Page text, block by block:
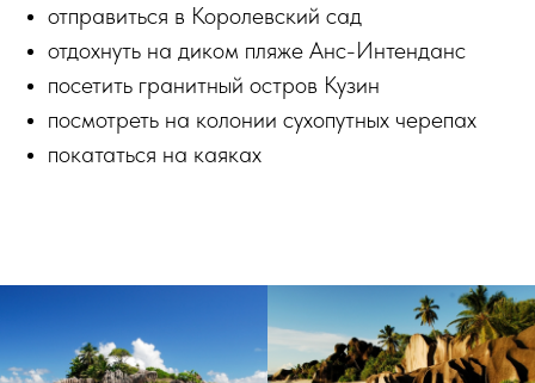
отправиться в Королевский сад
отдохнуть на диком пляже Анс-Интенданс
посетить гранитный остров Кузин
посмотреть на колонии сухопутных черепах
покататься на каяках